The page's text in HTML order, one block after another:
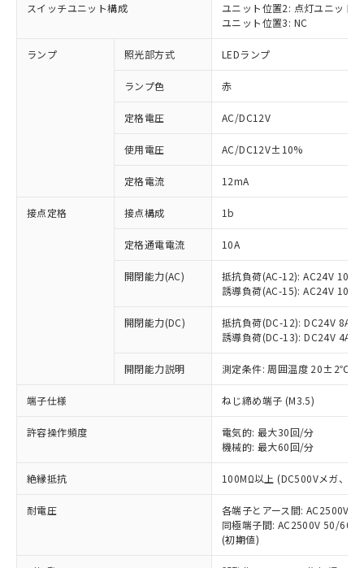
スイッチユニット構成
ユニット位置2: 点灯ユニット
ユニット位置3: NC
ランプ 照光部方式 LEDランプ
ランプ色 赤
定格電圧 AC/DC12V
使用電圧 AC/DC12V±10%
定格電流 12mA
接点定格 接点構成 1b
定格通電電流 10A
開閉能力(AC)
抵抗負荷(AC-12): AC24V 10A/
誘導負荷(AC-15): AC24V
開閉能力(DC)
抵抗負荷(DC-12): DC24V 8A/
誘導負荷(DC-13): DC24V 4A/
開閉能力説明 測定条件: 周囲温度 20±2℃、
端子仕様 ねじ締め端子 (M3.5)
許容操作頻度
電気的: 最大30回/分
機械的: 最大60回/分
絶縁抵抗 100MΩ以上 (DC500Vメガ、点
耐電圧
各端子とアース間: AC2500V
同極端子間: AC2500V 50/
(初期値)
ご利用条件
以下の条件をお読みいただき、同意のうえ
ご利用ください。
本サービスは、当社制御機器事業取扱
商品の当社在庫状況および標準価格
(税抜)を提供させていただくもので
当社制御機器事業取扱商品の中には、
本サービスの対象外となる商品もある
ことをご了承ください。
在庫状況および標準価格照会結果は、
記載している更新日時点での社内デー
タに基づき作成されるものであり、閲
覧された時点での実際の在庫および標
準価格とは異なる場合があることをご
※1 対応状況
対応済み：EU RoHS指令（10物質）の
非含有に対応した製品が提供可能な商品で
対応予定：EU RoHS指令（10物質）の非含
有に対応した製品に切り替える予定のある
対応予定なし：EU RoHS指令（10物質）の
非含有に非対応の商品で、対応品を出す予
定はありません。
調査・確認中：EU RoHS指令（10物質）の
非含有の対応状況を調査中または確認中の
非該当品：ライセンス料など無形物で、有
害物質有無と関係のない商品です。
仕入先様の事情により、非含有部品として
いたものが、含有品と判明した場合などや
むを得ず変更することがあります。
鉛(Pb) 1000ppm以下、 水銀(Hg) 1000ppm以下、 カド
六価クロム(Cr(Ⅵ)) 1000ppm以下、ポリ臭化ビフェニル
類(PBB) 1000ppm以下、ポリ臭化ジフェニルエーテル類
(PBDE) 1000ppm以下、フタル酸ビス(2-エチルヘキシ
※1 中国RoHS○×表
「○」：最大均質材料含有率が中国RoHSの
基準値以下であることを示します。
「×」：最大均質材料含有率が中国RoHSの
基準値を超えていることを示します。
「－」：未確認です。当社販売部門へお問
い合わせください。
*中国RoHS10物質の基準値 (GB/T26572)：
Pb(鉛) :1000ppm、 Hg(水銀) : 1000ppm、 Cd(カドミウ
Cr(Ⅵ)(六価クロム) : 1000ppm、 PBBs(ポリ臭化ビフェ
当社は、これら貴社製品のうち、外国
為替および外国貿易法に定める商品
（以下｢規制貨物等」という）を輸出
国政府の輸出許可(または役務取引許
可)を取得するなどの必要な手続きを